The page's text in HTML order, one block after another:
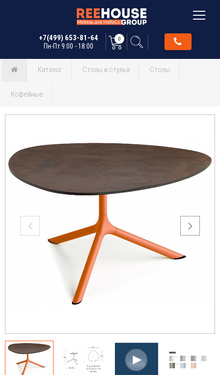
+7(499) 653-81-64
Пн-Пт 9:00 - 18:00
0
Каталог Столы и стулья Столы
Кофейные